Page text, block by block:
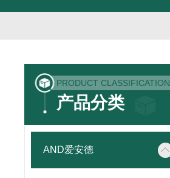
PRODUCT CLASSIFICATION
产品分类
AND爱安德